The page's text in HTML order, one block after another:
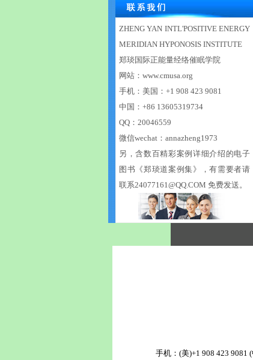
【郑琰桩】上海线下实训周末班长期招
生！每期名额有限，先到先得！
报名详情：「郑琰桩」上海线下实训班
招生 http://www.cmusa.org/ns_detail.asp?
上海线下实训班报名联系：
Alice +86 18679411212
Bonnie +86 17301626910
ZHENG YAN INTL'POSITIVE ENERGY
MERIDIAN HYPONOSIS INSTITUTE
郑琰国际正能量经络催眠学院
网站： www.cmusa.org
手机：美国：+1 908 423 9081
中国：+86 13605319734
QQ：20046559
微信wechat：annazheng1973
另，含数百精彩案例详细介绍的电子
图书《郑琰道案例集》，有需要者请
联系24077161@QQ.COM 免费发送。
手机：(美)+1 908 423 9081